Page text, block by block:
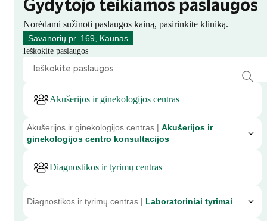
Gydytojo teikiamos paslaugos
Norėdami sužinoti paslaugos kainą, pasirinkite kliniką.
Savanorių pr. 169, Kaunas
Ieškokite paslaugos
Akušerijos ir ginekologijos centras
Akušerijos ir ginekologijos centras | Akušerijos ir
ginekologijos centro konsultacijos
Diagnostikos ir tyrimų centras
Diagnostikos ir tyrimų centras | Laboratoriniai tyrimai